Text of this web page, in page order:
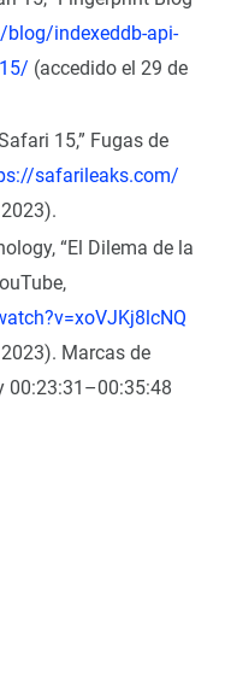
indexeddb-api-
(accedido el 29 de
15,” Fugas de
safarileaks.com/
“El Dilema de la
Marcas de
00:23:31–00:35:48